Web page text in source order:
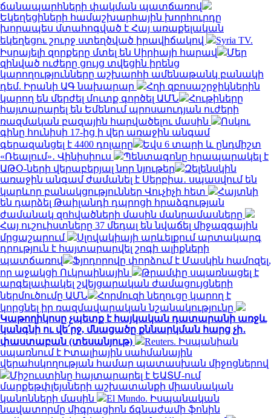
ճանապարհների փակման պատճառով
Եկեղեցիների համաշխարհային խորհուրդը
խորապես մտահոգված է Հայ առաքելական
եկեղեցու շուրջ ստեղծված իրավիճակով
Syria TV.
Իսրայելի զորքերը մտել են Սիրիայի հարավ
Մեր
զինված ուժերը ցույց տվեցին իրենց
կարողությունները աշխարհի ամենաթանկ բանակի
դեմ. Իրանի ԱԳ նախարար
Հղի զբոսաշրջիկներին
կարող են մերժել մուտք գործել ԱՄՆ
Հութիները
հայտարարել են Եմենում պրոսաուդյան ուժերի
ռազմական բազային հարվածելու մասին
Ոսկու
գինը հունիսի 17-ից ի վեր առաջին անգամ
գերազանցել է 4400 դոլարը
Եվս 6 տարի և ընդմիշտ
«Ռեալում»․ Վինիսիուս
Պենտագոնը հրապարակել է
ԱԹՕ-ների վերաբերյալ նոր նյութեր
Զելենսկին
առաջին անգամ ժամանել է Սերբիա․ սպասվում են
կարևոր բանակցություններ Վուչիչի հետ
Հայտնի
են դարձել Թաիլանդի դպրոցի հրաձգության
ժամանակ զոհվածների մասին մանրամասները
Հայ ուշուիստները 37 մեդալ են նվաճել միջազգային
մրցաշարում
Սլովակիայի արևելքում արտակարգ
դրություն է հայտարարվել շոգի ալիքների
պատճառով
Ֆյոդորովը փորձում է Մասկին համոզել,
որ աջակցի Ուկրաինային
Թրամփը սպառնացել է
արգելափակել շվեյցարական ժամացույցների
ներմուծումը ԱՄՆ
Հորմուզի նեղուցը կարող է
կորցնել իր ռազմավարական նշանակությունը
Կաթողիկոսը չպետք է հայկական դատարանի առջև
կանգնի ու վե՛րջ, մնացածը քննարկման հարց չի․
փաստաբան (տեսանյութ)
Reuters. Իսպանիան
սպառնում է Իտալիային սահմանային
վերահսկողության համար պատասխան միջոցներով
Միշուստինը հայտարարել է ԵԱՏՄ-ում
մարքեթփլեյսների աշխատանքի միասնական
կանոնների մասին
El Mundo. Իսպանական
նավատորմը միգրացիոն ճգնաժամի ֆոնին